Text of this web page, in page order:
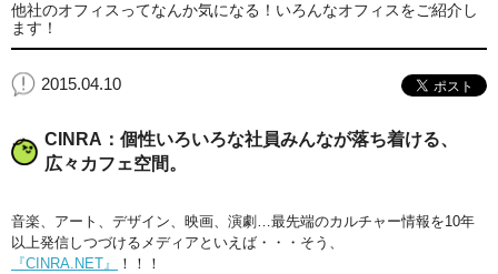
他社のオフィスってなんか気になる！いろんなオフィスをご紹介し
ます！
2015.04.10
CINRA：個性いろいろな社員みんなが落ち着ける、
広々カフェ空間。
音楽、アート、デザイン、映画、演劇…最先端のカルチャー情報を10年
以上発信しつづけるメディアといえば・・・そう、
『CINRA.NET』
！！！